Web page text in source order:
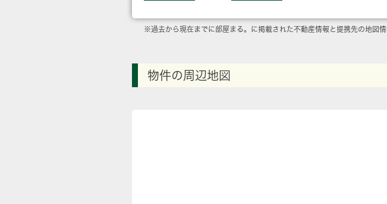
※過去から現在までに部屋まる。に掲載された不動産情報と提携先の地図情
物件の周辺地図